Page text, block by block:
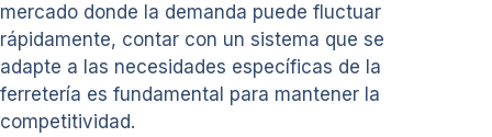
mercado donde la demanda puede fluctuar
rápidamente, contar con un sistema que se
adapte a las necesidades específicas de la
ferretería es fundamental para mantener la
competitividad.